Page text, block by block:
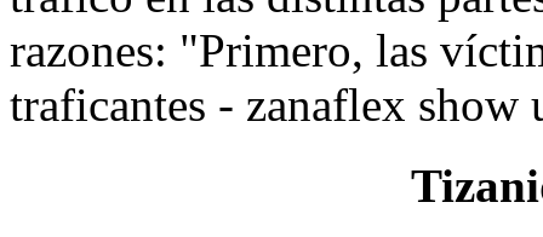
razones: "Primero, las
traficantes - zanaflex show